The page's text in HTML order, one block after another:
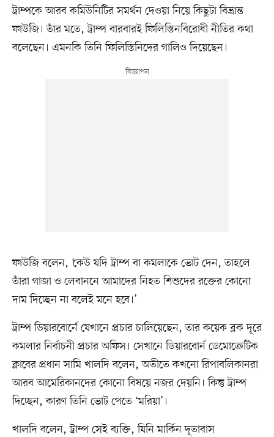
ট্রাম্পকে আরব কমিউনিটির সমর্থন দেওয়া নিয়ে কিছুটা বিভ্রান্ত
ফাউজি। তাঁর মতে, ট্রাম্প বারবারই ফিলিস্তিনবিরোধী নীতির কথা
বলেছেন। এমনকি তিনি ফিলিস্তিনিদের গালিও দিয়েছেন।
ফাউজি বলেন, ‘কেউ যদি ট্রাম্প বা কমলাকে ভোট দেন, তাহলে
তাঁরা গাজা ও লেবাননে আমাদের নিহত শিশুদের রক্তের কোনো
দাম দিচ্ছেন না বলেই মনে হবে।’
ট্রাম্প ডিয়ারবোর্নে যেখানে প্রচার চালিয়েছেন, তার কয়েক ব্লক দূরে
কমলার নির্বাচনী প্রচার অফিস। সেখানে ডিয়ারবোর্ন ডেমোক্রেটিক
ক্লাবের প্রধান সামি খালদি বলেন, অতীতে কখনো রিপাবলিকানরা
আরব আমেরিকানদের কোনো বিষয়ে নজর দেয়নি। কিন্তু ট্রাম্প
দিচ্ছেন, কারণ তিনি ভোট পেতে ‘মরিয়া’।
খালদি বলেন, ট্রাম্প সেই ব্যক্তি, যিনি মার্কিন দূতাবাস